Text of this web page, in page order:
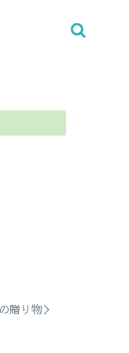
贈り物＞